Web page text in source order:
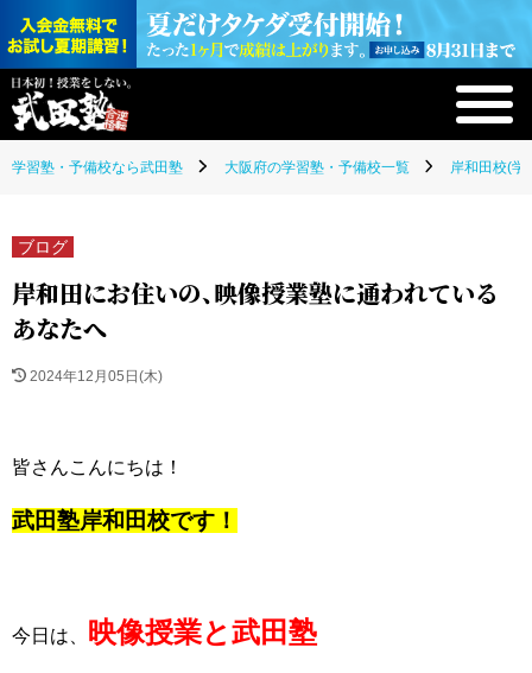
学習塾・予備校なら武田塾 大阪府の学習塾・予備校一覧 岸和田校(学
ブログ
岸和田にお住いの、映像授業塾に通われている
あなたへ
2024年12月05日(木)
皆さんこんにちは！
武田塾岸和田校です！
今日は、 映像授業と武田塾